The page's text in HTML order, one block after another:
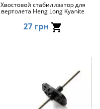
Хвостовой стабилизатор для
вертолета Heng Long Kyanite
27 грн